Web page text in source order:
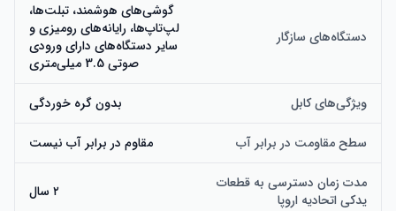
دستگاه‌های سازگار
گوشی‌های هوشمند، تبلت‌ها،
لپ‌تاپ‌ها، رایانه‌های رومیزی و
سایر دستگاه‌های دارای ورودی
صوتی 3.5 میلی‌متری
ویژگی‌های کابل بدون گره خوردگی
سطح مقاومت در برابر آب مقاوم در برابر آب نیست
مدت زمان دسترسی به قطعات
یدکی اتحادیه اروپا
۲ سال